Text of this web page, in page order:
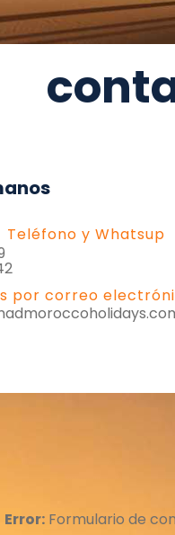
Teléfono y Whatsup
por correo
Error: Formulario de